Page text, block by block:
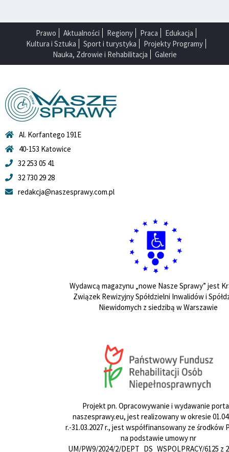
Prawo Aktualności Regiony Praca
Edukacja
Kultura i Sztuka
Sport i turystyka
Projekty Programy
Nauka, Zdrowie i Rehabilitacja
Galerie
Al. Korfantego 191E
40-153 Katowice
32 253 05 41
32 730 29 28
redakcja@naszesprawy.com.pl
Wydawcą magazynu „nowe Nasze Sprawy” jest
Związek Rewizyjny Spółdzielni Inwalidów i
Niewidomych z siedzibą w Warszawie
Projekt pn. Opracowywanie i wydawanie
naszesprawy.eu, jest realizowany w okresie
r.-31.03.2027 r., jest współfinansowany ze środków
na podstawie umowy nr
UM/PW9/2024/2/DEPT_DS_WSPOLPRACY/6125 z